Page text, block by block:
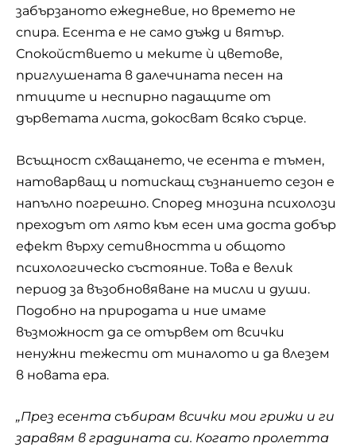
забързаното ежедневие, но времето не
спира. Есента е не само дъжд и вятър.
Спокойствието и меките ѝ цветове,
приглушената в далечината песен на
птиците и неспирно падащите от
дърветата листа, докосват всяко сърце.
Всъщност схващането, че есента е тъмен,
натоварващ и потискащ съзнанието сезон е
напълно погрешно. Според мнозина психолози
преходът от лято към есен има доста добър
ефект върху сетивността и общото
психологическо състояние. Това е велик
период за възобновяване на мисли и души.
Подобно на природата и ние имаме
възможност да се отървем от всички
ненужни тежести от миналото и да влезем
в новата ера.
„През есента събирам всички мои грижи и ги
заравям в градината си. Когато пролетта